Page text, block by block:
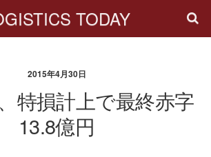
TODAY
2015年4月30日
特損計上で最終赤字
13.8億円